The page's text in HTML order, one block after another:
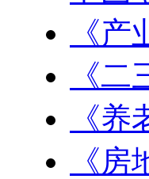
《
《
《
《